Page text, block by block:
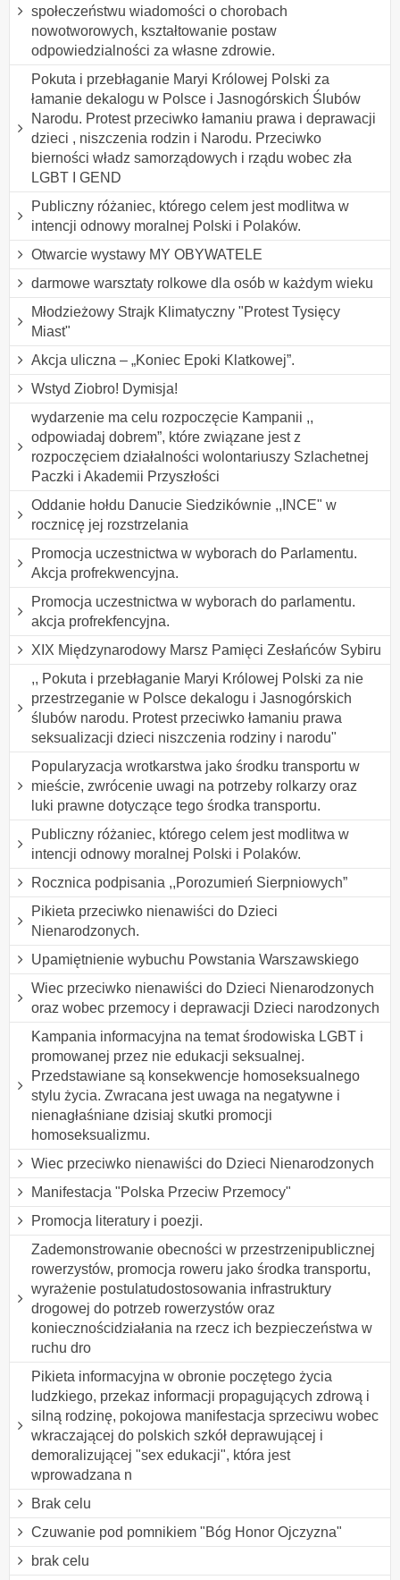
społeczeństwu wiadomości o chorobach
nowotworowych, kształtowanie postaw
odpowiedzialności za własne zdrowie.
Pokuta i przebłaganie Maryi Królowej Polski za
łamanie dekalogu w Polsce i Jasnogórskich Ślubów
Narodu. Protest przeciwko łamaniu prawa i deprawacji
dzieci , niszczenia rodzin i Narodu. Przeciwko
bierności władz samorządowych i rządu wobec zła
LGBT I GEND
Publiczny różaniec, którego celem jest modlitwa w
intencji odnowy moralnej Polski i Polaków.
Otwarcie wystawy MY OBYWATELE
darmowe warsztaty rolkowe dla osób w każdym wieku
Młodzieżowy Strajk Klimatyczny "Protest Tysięcy
Miast"
Akcja uliczna – „Koniec Epoki Klatkowej”.
Wstyd Ziobro! Dymisja!
wydarzenie ma celu rozpoczęcie Kampanii ,,
odpowiadaj dobrem”, które związane jest z
rozpoczęciem działalności wolontariuszy Szlachetnej
Paczki i Akademii Przyszłości
Oddanie hołdu Danucie Siedzikównie ,,INCE" w
rocznicę jej rozstrzelania
Promocja uczestnictwa w wyborach do Parlamentu.
Akcja profrekwencyjna.
Promocja uczestnictwa w wyborach do parlamentu.
akcja profrekfencyjna.
XIX Międzynarodowy Marsz Pamięci Zesłańców Sybiru
,, Pokuta i przebłaganie Maryi Królowej Polski za nie
przestrzeganie w Polsce dekalogu i Jasnogórskich
ślubów narodu. Protest przeciwko łamaniu prawa
seksualizacji dzieci niszczenia rodziny i narodu"
Popularyzacja wrotkarstwa jako środku transportu w
mieście, zwrócenie uwagi na potrzeby rolkarzy oraz
luki prawne dotyczące tego środka transportu.
Publiczny różaniec, którego celem jest modlitwa w
intencji odnowy moralnej Polski i Polaków.
Rocznica podpisania ,,Porozumień Sierpniowych”
Pikieta przeciwko nienawiści do Dzieci
Nienarodzonych.
Upamiętnienie wybuchu Powstania Warszawskiego
Wiec przeciwko nienawiści do Dzieci Nienarodzonych
oraz wobec przemocy i deprawacji Dzieci narodzonych
Kampania informacyjna na temat środowiska LGBT i
promowanej przez nie edukacji seksualnej.
Przedstawiane są konsekwencje homoseksualnego
stylu życia. Zwracana jest uwaga na negatywne i
nienagłaśniane dzisiaj skutki promocji
homoseksualizmu.
Wiec przeciwko nienawiści do Dzieci Nienarodzonych
Manifestacja "Polska Przeciw Przemocy"
Promocja literatury i poezji.
Zademonstrowanie obecności w przestrzenipublicznej
rowerzystów, promocja roweru jako środka transportu,
wyrażenie postulatudostosowania infrastruktury
drogowej do potrzeb rowerzystów oraz
koniecznościdziałania na rzecz ich bezpieczeństwa w
ruchu dro
Pikieta informacyjna w obronie poczętego życia
ludzkiego, przekaz informacji propagujących zdrową i
silną rodzinę, pokojowa manifestacja sprzeciwu wobec
wkraczającej do polskich szkół deprawującej i
demoralizującej "sex edukacji", która jest
wprowadzana n
Brak celu
Czuwanie pod pomnikiem "Bóg Honor Ojczyzna"
brak celu